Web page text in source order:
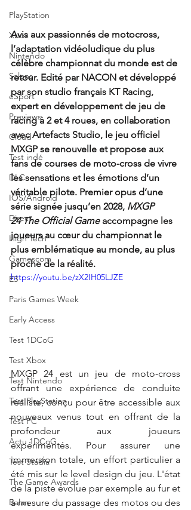
PlayStation
Xbox
Nintendo
Salons
eSport
Previews
Cloud
Test indé
DLC
IOS/Android
Direct
High Tech
Gamescom
E3
Paris Games Week
Early Access
Test 1DCoG
Test Xbox
Test Nintendo
Test PlayStation
Test PC
Actu 1DCoG
Test Stadia
The Game Awards
Balan
Avis aux passionnés de motocross,
l’adaptation vidéoludique du plus
célèbre championnat du monde est de
retour. Edité par NACON et développé
par son studio français KT Racing,
expert en développement de jeu de
racing à 2 et 4 roues, en collaboration
avec Artefacts Studio, le jeu officiel
MXGP se renouvelle et propose aux
fans de courses de moto-cross de vivre
les sensations et les émotions d’un
véritable pilote. Premier opus d’une
série signée jusqu’en 2028, MXGP
24 The Official Game accompagne les
joueurs au cœur du championnat le
plus emblématique au monde, au plus
proche de la réalité.
https://youtu.be/zX2IH05LJZE
MXGP 24 est un jeu de moto-cross
offrant une expérience de conduite
réaliste, conçu pour être accessible aux
nouveaux venus tout en offrant de la
profondeur aux joueurs
expérimentés. Pour assurer une
immersion totale, un effort particulier a
été mis sur le level design du jeu. L'état
de la piste évolue par exemple au fur et
à mesure du passage des motos ou des